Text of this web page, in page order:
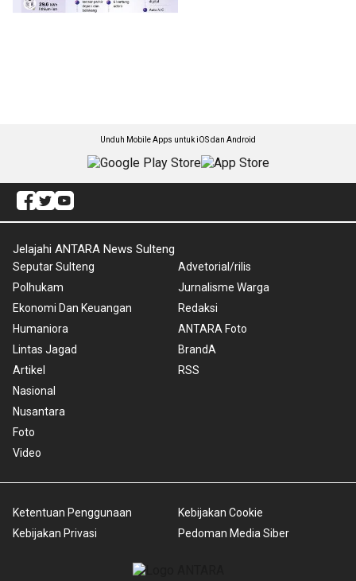
Unduh Mobile Apps untuk iOS dan Android
Jelajahi ANTARA News Sulteng
Seputar Sulteng
Polhukam
Ekonomi Dan Keuangan
Humaniora
Lintas Jagad
Artikel
Nasional
Nusantara
Foto
Video
Advetorial/rilis
Jurnalisme Warga
Redaksi
ANTARA Foto
BrandA
RSS
Ketentuan Penggunaan
Kebijakan Privasi
Kebijakan Cookie
Pedoman Media Siber